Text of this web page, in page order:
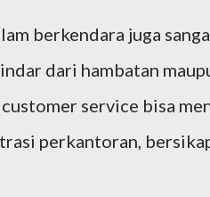
berkendara juga
dari hambatan
service bisa
perkantoran,